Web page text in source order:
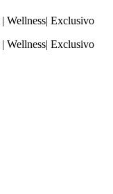
| Wellness| Exclusivo
| Wellness| Exclusivo